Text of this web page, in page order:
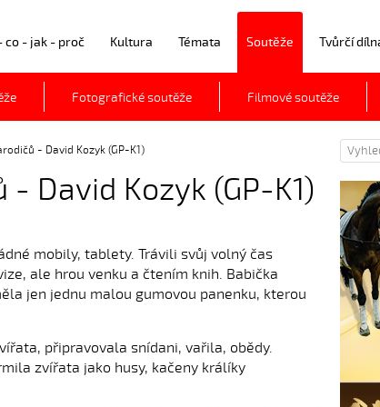
co - jak - proč Kultura Témata Soutěže Tvůrčí
Fotografické soutěže Filmové soutěže
- David Kozyk (GP-K1)
David Kozyk (GP-K1)
mobily, tablety. Trávili svůj volný čas
ale hrou venku a čtením knih. Babička
jen jednu malou gumovou panenku, kterou
připravovala snídani, vařila, obědy.
zvířata jako husy, kačeny králíky